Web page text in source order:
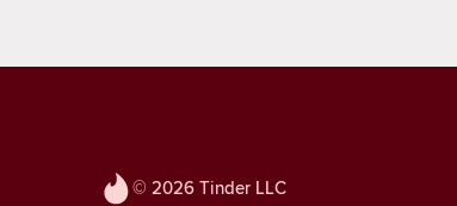
© 2026 Tinder LLC